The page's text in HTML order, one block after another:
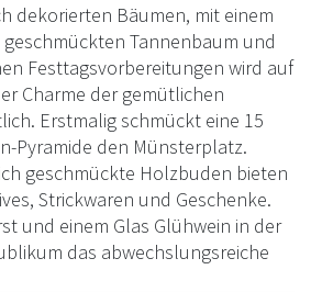
dekorierten Bäumen, mit einem
Tannenbaum und
Festtagsvorbereitungen wird auf
Charme der gemütlichen
Erstmalig schmückt eine 15
Pyramide den Münsterplatz.
geschmückte Holzbuden bieten
Strickwaren und Geschenke.
und einem Glas Glühwein in der
das abwechslungsreiche